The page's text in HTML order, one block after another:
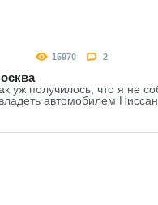
15970 2
уж получилось, что я не
автомобилем